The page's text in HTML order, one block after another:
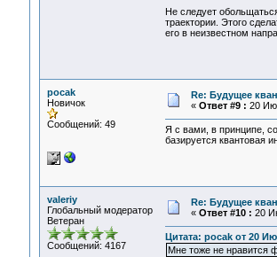
Не следует
траектории. Этого
его в неизвестном
pocak
Новичок
Сообщений: 49
Re: Будущее
« Ответ #9 : 20
Я с вами, в принципе,
базируется квантовая
valeriy
Глобальный модератор
Ветеран
Сообщений: 4167
Re: Будущее
« Ответ #10 : 20
Цитата: pocak от 20
Мне тоже не нравится